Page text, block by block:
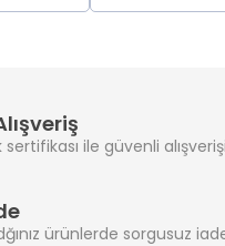
sertifikası ile güvenli
ürünlerde sorgusuz